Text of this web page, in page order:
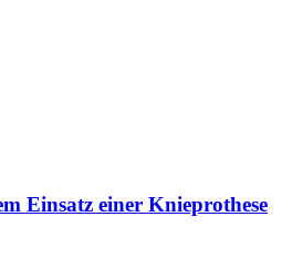
Einsatz einer Knieprothese